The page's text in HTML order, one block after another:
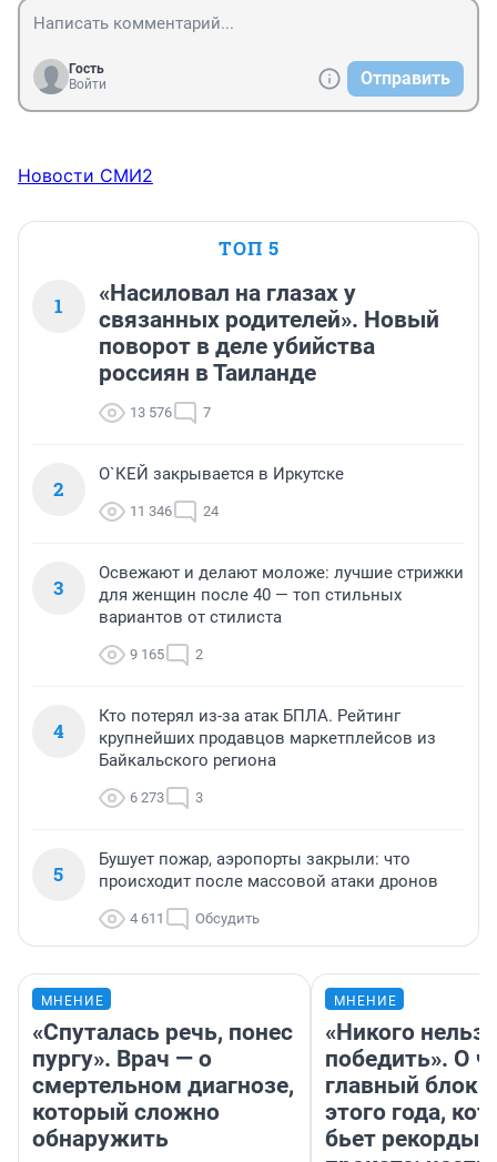
Гость
Войти
Отправить
Новости СМИ2
ТОП 5
1
«Насиловал на глазах у
связанных родителей». Новый
поворот в деле убийства
россиян в Таиланде
13 576 7
2
О`КЕЙ закрывается в Иркутске
11 346 24
3
Освежают и делают моложе: лучшие стрижки
для женщин после 40 — топ стильных
вариантов от стилиста
9 165 2
4
Кто потерял из-за атак БПЛА. Рейтинг
крупнейших продавцов маркетплейсов из
Байкальского региона
6 273 3
5
Бушует пожар, аэропорты закрыли: что
происходит после массовой атаки дронов
4 611 Обсудить
МНЕНИЕ
«Спуталась речь, понес
пургу». Врач — о
смертельном диагнозе,
который сложно
обнаружить
МНЕНИЕ
«Никого нельзя
победить». О
главный
этого года,
бьет рекорды в